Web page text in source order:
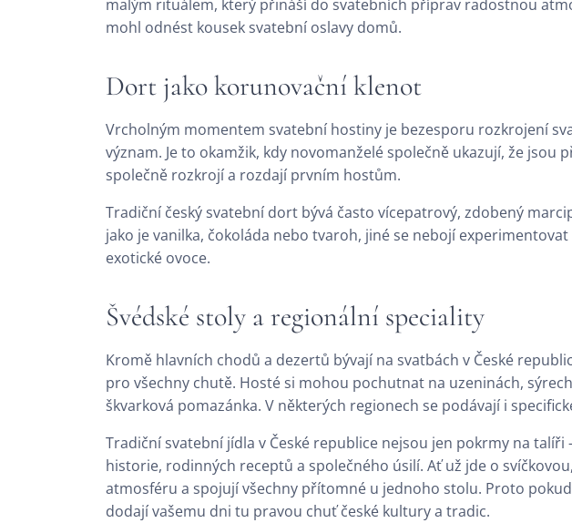
malým rituálem, který přináší do svatebních příprav radostnou
mohl odnést kousek svatební oslavy domů.
Dort jako korunovační klenot
Vrcholným momentem svatební hostiny je bezesporu rozkrojení
význam. Je to okamžik, kdy novomanželé společně ukazují, že
společně rozkrojí a rozdají prvním hostům.
Tradiční český svatební dort bývá často vícepatrový, zdobený
jako je vanilka, čokoláda nebo tvaroh, jiné se nebojí
exotické ovoce.
Švédské stoly a regionální speciality
Kromě hlavních chodů a dezertů bývají na svatbách v České
pro všechny chutě. Hosté si mohou pochutnat na uzeninách,
škvarková pomazánka. V některých regionech se podávají i
Tradiční svatební jídla v České republice nejsou jen pokrmy na
historie, rodinných receptů a společného úsilí. Ať už jde o
atmosféru a spojují všechny přítomné u jednoho stolu. Proto
dodají vašemu dni tu pravou chuť české kultury a tradic.